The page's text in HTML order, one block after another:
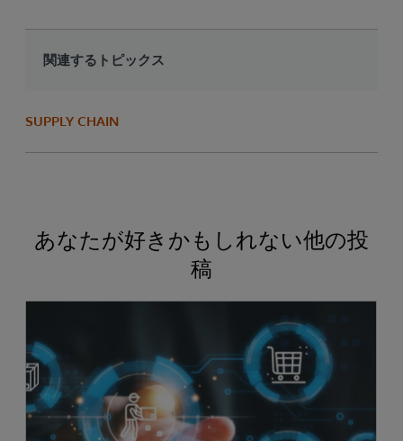
関連するトピックス
SUPPLY CHAIN
あなたが好きかもしれない他の投
稿